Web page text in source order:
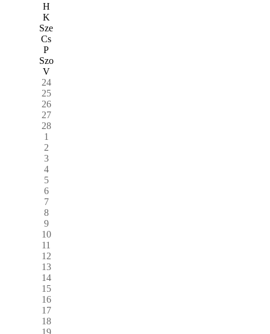
H
K
Sze
Cs
P
Szo
V
24
25
26
27
28
1
2
3
4
5
6
7
8
9
10
11
12
13
14
15
16
17
18
19